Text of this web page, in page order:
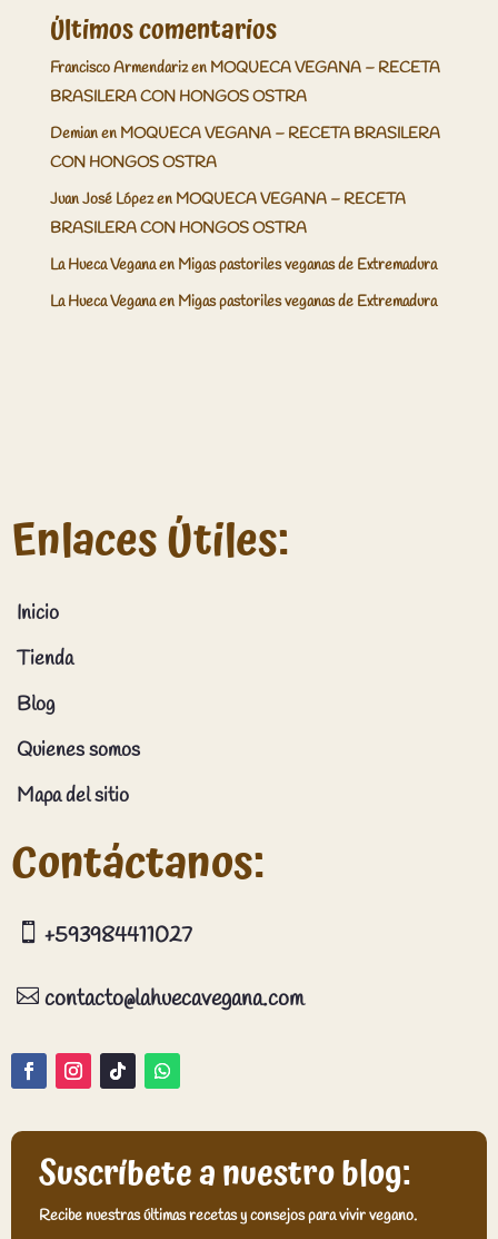
Últimos comentarios
Francisco Armendarizen MOQUECA VEGANA – RECETA
BRASILERA CON HONGOS OSTRA
Demianen MOQUECA VEGANA – RECETA BRASILERA
CON HONGOS OSTRA
Juan José Lópezen MOQUECA VEGANA – RECETA
BRASILERA CON HONGOS OSTRA
La Hueca Veganaen Migas pastoriles veganas de Extremadura
La Hueca Veganaen Migas pastoriles veganas de Extremadura
Enlaces Útiles:
Inicio
Tienda
Blog
Quienes somos
Mapa del sitio
Contáctanos:
 +593984411027
 contacto@lahuecavegana.com
Suscríbete a nuestro blog:
Recibe nuestras últimas recetas y consejos para vivir vegano.